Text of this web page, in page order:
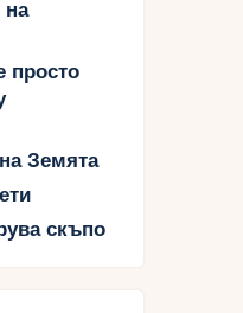
на
просто
Земята
скъпо